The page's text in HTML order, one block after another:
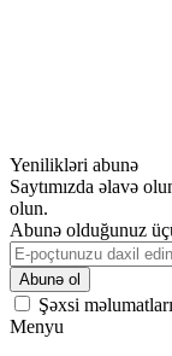
Yenilikləri abunə
Saytımızda əlavə
olun.
Abunə olduğunuz
Şəxsi
Menyu